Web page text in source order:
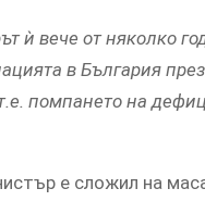
ѝ вече от няколко
в България
помпането на
е сложил на